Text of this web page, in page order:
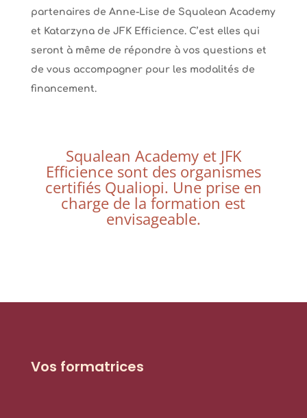
partenaires de Anne-Lise de Squalean Academy
et Katarzyna de JFK Efficience. C’est elles qui
seront à même de répondre à vos questions et
de vous accompagner pour les modalités de
financement.
Squalean Academy et JFK
Efficience sont des organismes
certifiés Qualiopi. Une prise en
charge de la formation est
envisageable.
Vos formatrices